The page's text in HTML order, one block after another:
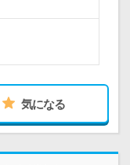
気になる